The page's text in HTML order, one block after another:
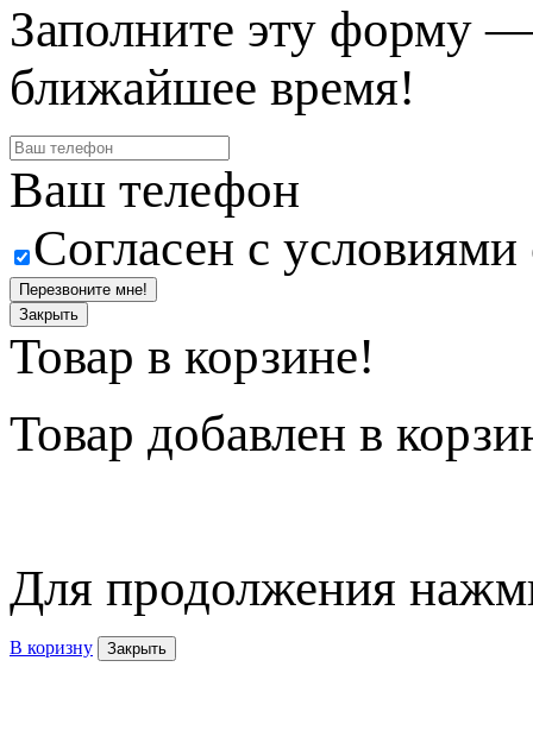
Заполните эту форму
ближайшее время!
Ваш телефон
Согласен с
Перезвоните мне!
Закрыть
Товар в корзине!
Товар добавлен в
Для продолжения
В коризну Закрыть